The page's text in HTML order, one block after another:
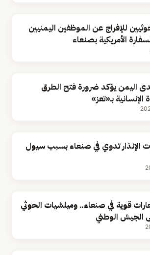
للإفراج عن الموظفين اليمنيين
الأمريكية بصنعاء
اليمن يؤكد ضرورة فتح الطرق
بـ«تعز»
الإنذار تدوي في صنعاء بسبب سيول
قوية في صنعاء.. وميلشيات الحوثي
الجيش الوطني